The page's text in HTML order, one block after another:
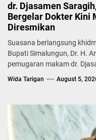
dr. Djasamen
Bergelar Dokter Kini
Diresmikan
Suasana berlangsung
Bupati Simalungun, Dr. H.
pemugaran makam dr.
Wida Tarigan August 5,